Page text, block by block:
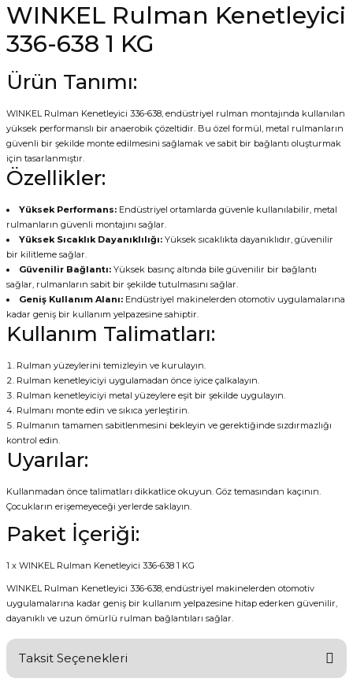
WINKEL Rulman Kenetleyici
336-638 1 KG
Ürün Tanımı:
WINKEL Rulman Kenetleyici 336-638, endüstriyel rulman montajında kullanılan
yüksek performanslı bir anaerobik çözeltidir. Bu özel formül, metal rulmanların
güvenli bir şekilde monte edilmesini sağlamak ve sabit bir bağlantı oluşturmak
için tasarlanmıştır.
Özellikler:
Yüksek Performans: Endüstriyel ortamlarda güvenle kullanılabilir, metal
rulmanların güvenli montajını sağlar.
Yüksek Sıcaklık Dayanıklılığı: Yüksek sıcaklıkta dayanıklıdır, güvenilir
bir kilitleme sağlar.
Güvenilir Bağlantı: Yüksek basınç altında bile güvenilir bir bağlantı
sağlar, rulmanların sabit bir şekilde tutulmasını sağlar.
Geniş Kullanım Alanı: Endüstriyel makinelerden otomotiv uygulamalarına
kadar geniş bir kullanım yelpazesine sahiptir.
Kullanım Talimatları:
Rulman yüzeylerini temizleyin ve kurulayın.
Rulman kenetleyiciyi uygulamadan önce iyice çalkalayın.
Rulman kenetleyiciyi metal yüzeylere eşit bir şekilde uygulayın.
Rulmanı monte edin ve sıkıca yerleştirin.
Rulmanın tamamen sabitlenmesini bekleyin ve gerektiğinde sızdırmazlığı
kontrol edin.
Uyarılar:
Kullanmadan önce talimatları dikkatlice okuyun. Göz temasından kaçının.
Çocukların erişemeyeceği yerlerde saklayın.
Paket İçeriği:
1 x WINKEL Rulman Kenetleyici 336-638 1 KG
WINKEL Rulman Kenetleyici 336-638, endüstriyel makinelerden otomotiv
uygulamalarına kadar geniş bir kullanım yelpazesine hitap ederken güvenilir,
dayanıklı ve uzun ömürlü rulman bağlantıları sağlar.
Taksit Seçenekleri